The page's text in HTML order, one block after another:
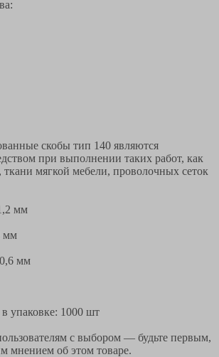
скобы тип 140 являются
при выполнении таких работ, как
ткани мягкой мебели, проволочных сеток
мм
мм
мм
упаковке: 1000 шт
с выбором — будьте первым,
мнением об этом товаре.